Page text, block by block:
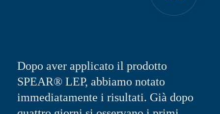
Dopo aver applicato il prodotto
SPEAR® LEP, abbiamo notato
immediatamente i risultati. Già dopo